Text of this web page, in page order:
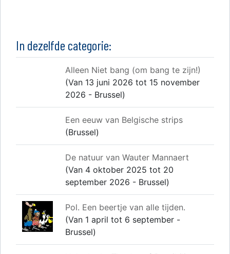
In dezelfde categorie:
Alleen Niet bang (om bang te zijn!)
(Van 13 juni 2026 tot 15 november
2026 - Brussel)
Een eeuw van Belgische strips
(Brussel)
De natuur van Wauter Mannaert
(Van 4 oktober 2025 tot 20
september 2026 - Brussel)
Pol. Een beertje van alle tijden.
(Van 1 april tot 6 september -
Brussel)